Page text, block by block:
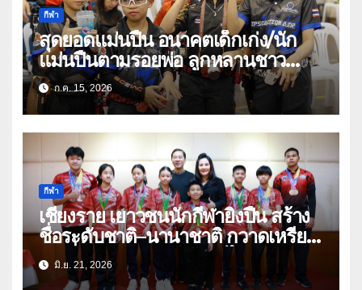
กีฬา
สุดยอดแม่นปืน อนาคตเด็กเก่ง/นัก
แม่นปืนตามรอยพ่อ ลูกหลานชาว
เชียงรายแท้
ก.ค. 15, 2026
กีฬา
เชียงราย เยาวชนนักกีฬายิงปืน สร้าง
ชื่อระดับชาติ–นานาชาติ กวาดเหรียญ
ต่อเนื่อง พร้อมติดทีมชาติไทยลุยเวที
โลก
มิ.ย. 21, 2026